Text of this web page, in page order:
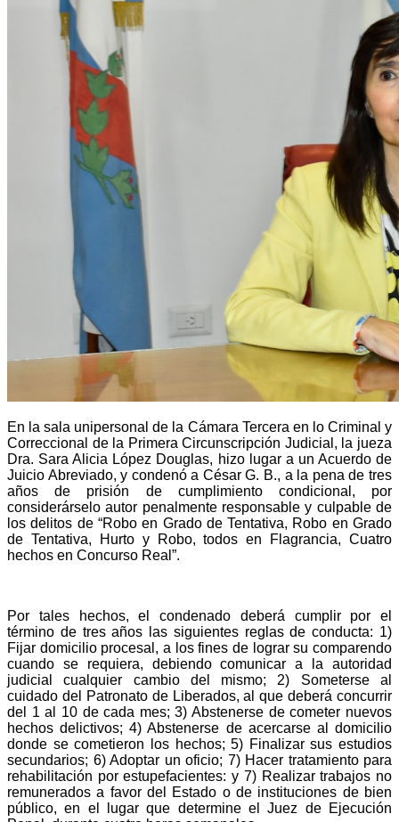
En la sala unipersonal de la Cámara Tercera en lo Criminal y
Correccional de la Primera Circunscripción Judicial, la jueza
Dra. Sara Alicia López Douglas, hizo lugar a un Acuerdo de
Juicio Abreviado, y condenó a César G. B., a la pena de tres
años de prisión de cumplimiento condicional, por
considerárselo autor penalmente responsable y culpable de
los delitos de “Robo en Grado de Tentativa, Robo en Grado
de Tentativa, Hurto y Robo, todos en Flagrancia, Cuatro
hechos en Concurso Real”.
Por tales hechos, el condenado deberá cumplir por el
término de tres años las siguientes reglas de conducta: 1)
Fijar domicilio procesal, a los fines de lograr su comparendo
cuando se requiera, debiendo comunicar a la autoridad
judicial cualquier cambio del mismo; 2) Someterse al
cuidado del Patronato de Liberados, al que deberá concurrir
del 1 al 10 de cada mes; 3) Abstenerse de cometer nuevos
hechos delictivos; 4) Abstenerse de acercarse al domicilio
donde se cometieron los hechos; 5) Finalizar sus estudios
secundarios; 6) Adoptar un oficio; 7) Hacer tratamiento para
rehabilitación por estupefacientes: y 7) Realizar trabajos no
remunerados a favor del Estado o de instituciones de bien
público, en el lugar que determine el Juez de Ejecución